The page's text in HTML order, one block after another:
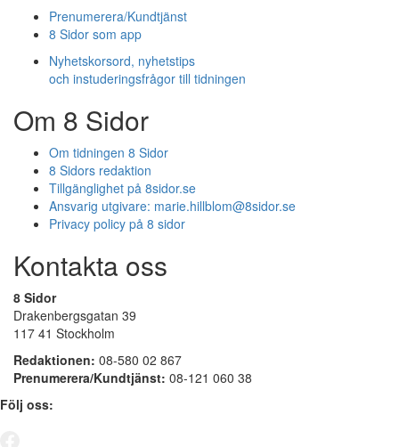
Prenumerera/Kundtjänst
8 Sidor som app
Nyhetskorsord, nyhetstips
och instuderingsfrågor till tidningen
Om 8 Sidor
Om tidningen 8 Sidor
8 Sidors redaktion
Tillgänglighet på 8sidor.se
Ansvarig utgivare: marie.hillblom@8sidor.se
Privacy policy på 8 sidor
Kontakta oss
8 Sidor
Drakenbergsgatan 39
117 41 Stockholm
Redaktionen: 08-580 02 867
Prenumerera/Kundtjänst: 08-121 060 38
Följ oss: